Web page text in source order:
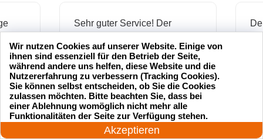
Sehr guter Service! Der
und hat mir schnell geholfen,
als ich meine Schlüssel
verloren hatte.
Jonas M.
24 Stunden am Tag
Akzeptieren
Wir nutzen Cookies auf unserer Website. Einige von
ihnen sind essenziell für den Betrieb der Seite,
während andere uns helfen, diese Website und die
Nutzererfahrung zu verbessern (Tracking Cookies).
Sie können selbst entscheiden, ob Sie die Cookies
zulassen möchten. Bitte beachten Sie, dass bei
einer Ablehnung womöglich nicht mehr alle
Funktionalitäten der Seite zur Verfügung stehen.